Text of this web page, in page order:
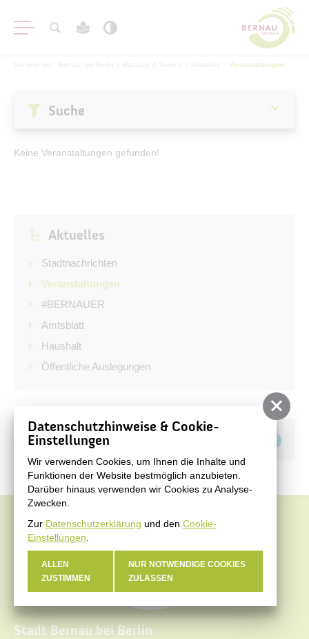
Aktuelles
Amtsblatt
Haushalt
Öffentliche Auslegungen
Bürgerservice
Bürgerinformation
Stadtverwaltung
Veranstaltungen
Keine Veranstaltungen gefunden!
Suche
Aktuelles
Stadtnachrichten
Veranstaltungen
#BERNAUER
Amtsblatt
Haushalt
Öffentliche Auslegungen
Teilen auf
Stadt Bernau bei Berlin
Datenschutzhinweise & Cookie-
Einstellungen
Wir verwenden Cookies, um Ihnen die Inhalte und
Funktionen der Website bestmöglich anzubieten.
Darüber hinaus verwenden wir Cookies zu Analyse-
Zwecken.
Zur Datenschutzerklärung und den Cookie-
Einstellungen
ALLEN
ZUSTIMMEN
NUR NOTWENDIGE COOKIES
ZULASSEN